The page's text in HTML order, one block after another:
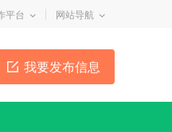
平台 网站导航
我要发布信息